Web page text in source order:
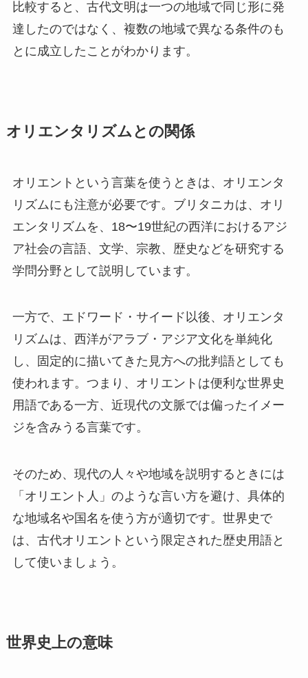
比較すると、古代文明は一つの地域で同じ形に発
達したのではなく、複数の地域で異なる条件のも
とに成立したことがわかります。
オリエンタリズムとの関係
オリエントという言葉を使うときは、オリエンタ
リズムにも注意が必要です。ブリタニカは、オリ
エンタリズムを、18〜19世紀の西洋におけるアジ
ア社会の言語、文学、宗教、歴史などを研究する
学問分野として説明しています。
一方で、エドワード・サイード以後、オリエンタ
リズムは、西洋がアラブ・アジア文化を単純化
し、固定的に描いてきた見方への批判語としても
使われます。つまり、オリエントは便利な世界史
用語である一方、近現代の文脈では偏ったイメー
ジを含みうる言葉です。
そのため、現代の人々や地域を説明するときには
「オリエント人」のような言い方を避け、具体的
な地域名や国名を使う方が適切です。世界史で
は、古代オリエントという限定された歴史用語と
して使いましょう。
世界史上の意味